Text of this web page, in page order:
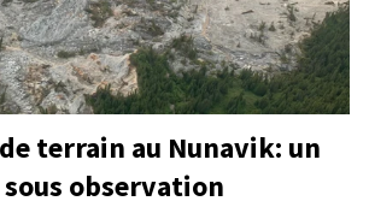
terrain au Nunavik: un
observation